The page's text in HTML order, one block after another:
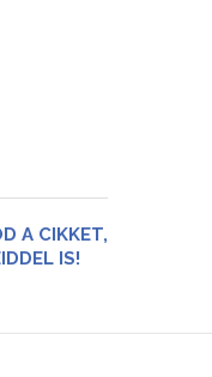
A CIKKET,
IS!